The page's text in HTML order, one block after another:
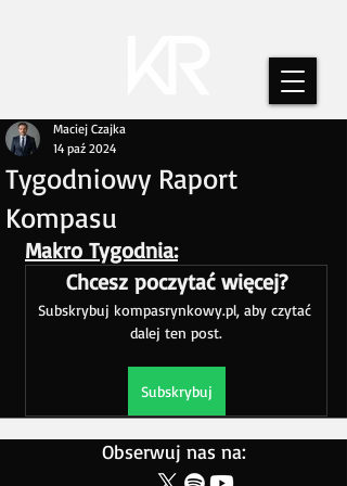
Tygodniowy Raport
Kompasu
Maciej Czajka
14 paź 2024
Makro Tygodnia:
Chcesz poczytać więcej?
Subskrybuj kompasrynkowy.pl, aby czytać
dalej ten post.
Subskrybuj
Obserwuj nas na: